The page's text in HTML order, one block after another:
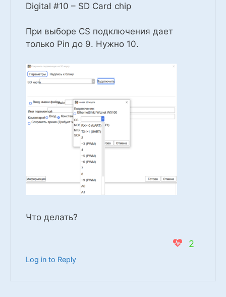
Digital #10 – SD Card chip
При выборе CS подключения дает
только Pin до 9. Нужно 10.
Что делать?
2
Log in to Reply